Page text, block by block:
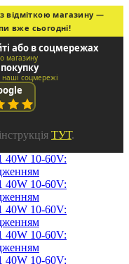
відміткою магазину —
вже сьогодні!
або в соцмережах
магазину
наші соцмережі
ТУТ.